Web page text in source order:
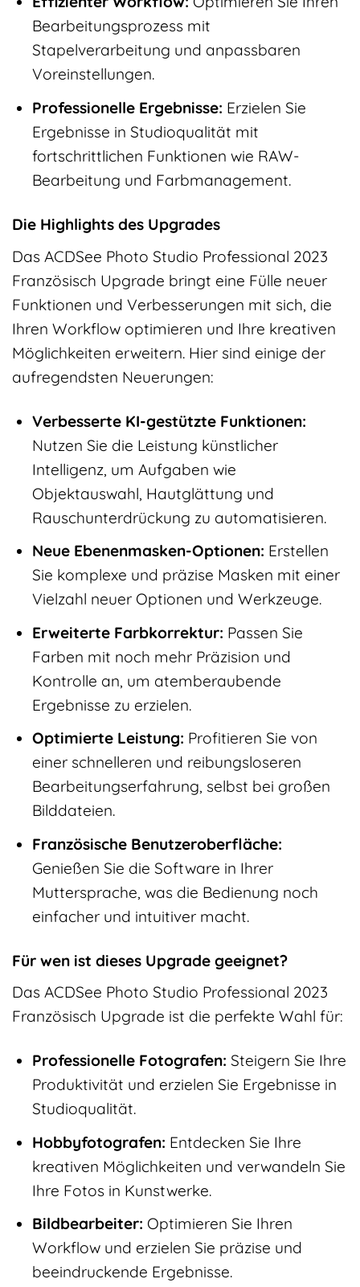
Bearbeitungsprozess mit
Stapelverarbeitung und anpassbaren
Voreinstellungen.
Professionelle Ergebnisse: Erzielen Sie
Ergebnisse in Studioqualität mit
fortschrittlichen Funktionen wie RAW-
Bearbeitung und Farbmanagement.
Die Highlights des Upgrades
Das ACDSee Photo Studio Professional 2023
Französisch Upgrade bringt eine Fülle neuer
Funktionen und Verbesserungen mit sich, die
Ihren Workflow optimieren und Ihre kreativen
Möglichkeiten erweitern. Hier sind einige der
aufregendsten Neuerungen:
Verbesserte KI-gestützte Funktionen:
Nutzen Sie die Leistung künstlicher
Intelligenz, um Aufgaben wie
Objektauswahl, Hautglättung und
Rauschunterdrückung zu automatisieren.
Neue Ebenenmasken-Optionen: Erstellen
Sie komplexe und präzise Masken mit einer
Vielzahl neuer Optionen und Werkzeuge.
Erweiterte Farbkorrektur: Passen Sie
Farben mit noch mehr Präzision und
Kontrolle an, um atemberaubende
Ergebnisse zu erzielen.
Optimierte Leistung: Profitieren Sie von
einer schnelleren und reibungsloseren
Bearbeitungserfahrung, selbst bei großen
Bilddateien.
Französische Benutzeroberfläche:
Genießen Sie die Software in Ihrer
Muttersprache, was die Bedienung noch
einfacher und intuitiver macht.
Für wen ist dieses Upgrade geeignet?
Das ACDSee Photo Studio Professional 2023
Französisch Upgrade ist die perfekte Wahl für:
Professionelle Fotografen: Steigern Sie Ihre
Produktivität und erzielen Sie Ergebnisse in
Studioqualität.
Hobbyfotografen: Entdecken Sie Ihre
kreativen Möglichkeiten und verwandeln Sie
Ihre Fotos in Kunstwerke.
Bildbearbeiter: Optimieren Sie Ihren
Workflow und erzielen Sie präzise und
beeindruckende Ergebnisse.